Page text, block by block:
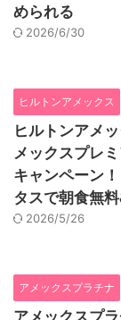
められる
2026/6/30
ヒルトンアメックス
ヒルトンアメ
メックスプレ
キャンペーン
タスで朝食無
2026/5/26
アメックスプラチナ